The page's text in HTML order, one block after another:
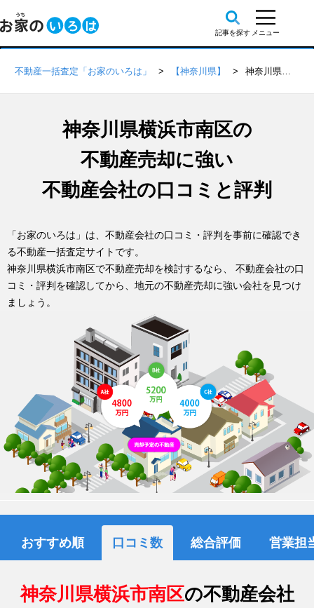
不動産一括査定「お家のいろは」 【神奈川県】 神奈川県横浜市南区の不動産会社 口コミ・評判一覧
神奈川県横浜市南区の
不動産売却に強い
不動産会社の口コミと評判
「お家のいろは」は、不動産会社の口コミ・評判を事前に確認でき
る不動産一括査定サイトです。
神奈川県横浜市南区で不動産売却を検討するなら、 不動産会社の口
コミ・評判を確認してから、地元の不動産売却に強い会社を見つけ
ましょう。
おすすめ順 口コミ数 総合評価 営業担
神奈川県横浜市南区の不動産会社